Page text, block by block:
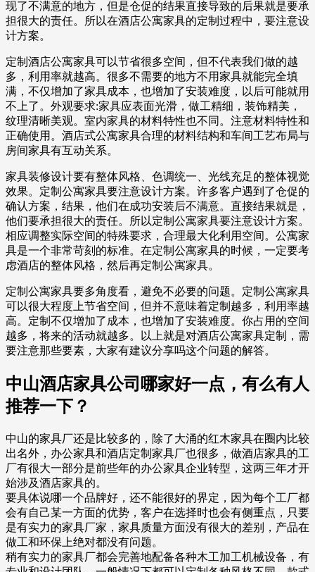
现了不满意的地方，但是仓促的结果直接导致的后果就是要承
担很大的责任。所以在酒店公寓家具的定制过程中，要注意设
计方案。
定制酒店公寓家具可以节省很多空间，但不代表我们做的越
多，利用率就越高。很多不需要的地方不用家具就能完全填
满，不仅增加了家具成本，也增加了安装难度，以后可能就用
不上了。外观要求:家具应表面光滑，做工精细，装饰精美，
纹理清晰美观。室内家具的材料特性也不同。注意材料特性和
正确使用。酒店式公寓家具合理的材料结构和车间工艺布局与
房间家具有互动关系。
家具装修设计要有整体风格、色调统一、光线充足的整体视觉
效果。定制公寓家具要注意设计方案。许多客户遇到了仓促的
确认方案，结果，他们在成功安装后不满意。直接结果就是，
他们要承担很大的责任。所以定制公寓家具要注意设计方案。
相应调整实际空间的特殊要求，合理最大化利用空间。公寓家
具是一个非常苛刻的标准。在定制公寓家具的时候，一定要考
虑酒店的整体风格，然后再定制公寓家具。
定制公寓家具要多角度看，避免不必要的问题。定制公寓家具
可以很大程度上节省空间，但并不意味着定制越多，利用率越
高。定制不仅增加了成本，也增加了安装难度。你占用的空间
越多，将来的活动就越多。以上就是对酒店公寓家具定制，需
要注意那些要素，大家有建议分享吗这个问题的解答。
中山酒店家具公司哪家好一点，有么有人
推荐一下？
中山的家具厂还是比较多的，除了大涌的红木家具在圈内比较
出名外，办公家具和酒店定制家具厂也很多，做酒店家具的工
厂有很大一部分是前些年的办公家具企业转型，这两三年才开
始涉及酒店家具的。
要具体说哪一个品牌好，还不能很好的界定，因为每个工厂都
会有自己某一方面的优势，客户在选择时也会有侧重点，只要
是有实力的家具厂家，家具质量方面没有很大的差别，产品在
做工和环保上绝对都没有问题。
稍有实力的家具厂都会完善地配备各种木工加工机械设备，有